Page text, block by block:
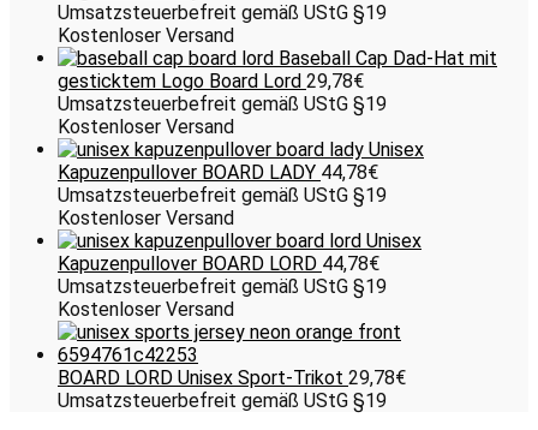
Umsatzsteuerbefreit gemäß UStG §19
Kostenloser Versand
Baseball Cap Dad-Hat mit
gesticktem Logo Board Lord 29,78€
Umsatzsteuerbefreit gemäß UStG §19
Kostenloser Versand
Unisex
Kapuzenpullover BOARD LADY 44,78€
Umsatzsteuerbefreit gemäß UStG §19
Kostenloser Versand
Unisex
Kapuzenpullover BOARD LORD 44,78€
Umsatzsteuerbefreit gemäß UStG §19
Kostenloser Versand
BOARD LORD Unisex Sport-Trikot 29,78€
Umsatzsteuerbefreit gemäß UStG §19